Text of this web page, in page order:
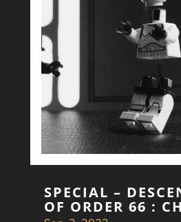
SPECIAL –
OF ORDER 66 :